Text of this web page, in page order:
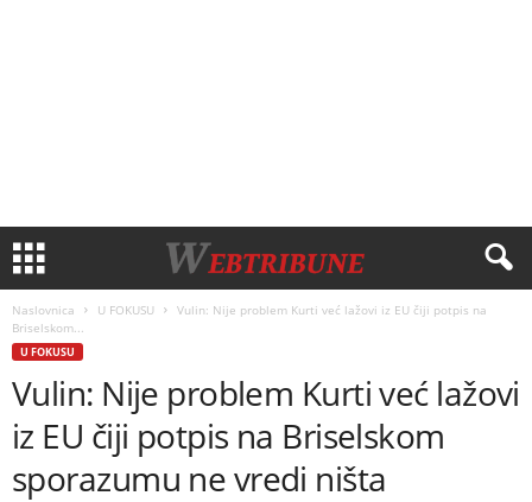
Naslovnica U FOKUSU
Vulin: Nije problem Kurti već lažovi iz EU čiji potpis na
Briselskom...
U FOKUSU
Vulin: Nije problem Kurti već lažovi
iz EU čiji potpis na Briselskom
sporazumu ne vredi ništa